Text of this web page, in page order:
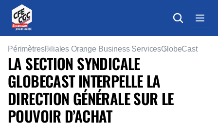
PérimètresFiliales Orange Business ServicesGlobeCast
LA SECTION SYNDICALE
GLOBECAST INTERPELLE LA
DIRECTION GÉNÉRALE SUR LE
POUVOIR D’ACHAT